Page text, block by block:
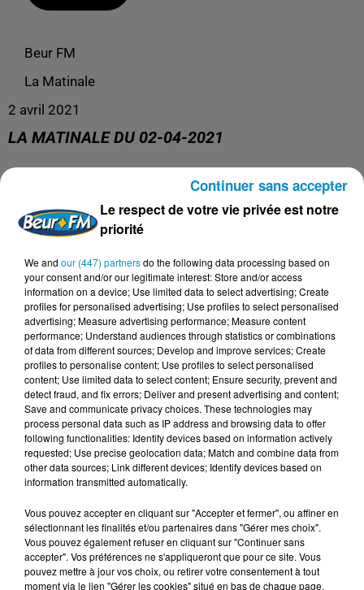
Beur FM
La Matinale
2 avril 2021
LA MATINALE DU 02-04-2021
DERNIERS PODCASTS
24 juillet 2026
Les Zinformés - 24/07/26
23 juillet 2026
Les Zinformés - 23/07/26
Le respect de votre vie privée est notre
priorité
We and our (447) partnersdo the following data processing based on
your consent and/or our legitimate interest: Store and/or access
information on a device; Use limited data to select advertising; Create
profiles for personalised advertising; Use profiles to select personalised
advertising; Measure advertising performance; Measure content
performance; Understand audiences through statistics or combinations
of data from different sources; Develop and improve services; Create
profiles to personalise content; Use profiles to select personalised
content; Use limited data to select content; Ensure security, prevent and
detect fraud, and fix errors; Deliver and present advertising and content;
Save and communicate privacy choices. These technologies may
process personal data such as IP address and browsing data to offer
following functionalities: Identify devices based on information actively
requested; Use precise geolocation data; Match and combine data from
other data sources; Link different devices; Identify devices based on
information transmitted automatically.
Vous pouvez accepter en cliquant sur "Accepter et fermer", ou affiner en
sélectionnant les finalités et/ou partenaires dans "Gérer mes choix".
Vous pouvez également refuser en cliquant sur "Continuer sans
accepter". Vos préférences ne s'appliqueront que pour ce site. Vous
pouvez mettre à jour vos choix, ou retirer votre consentement à tout
moment via le lien "Gérer les cookies" situé en bas de chaque page.
Continuer sans accepter